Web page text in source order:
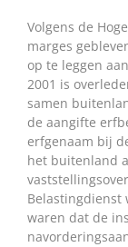
Volgens de
marges
op te leggen
2001 is
samen
de aangifte
erfgenaam bij
het buitenland
Belastingdienst
waren dat de